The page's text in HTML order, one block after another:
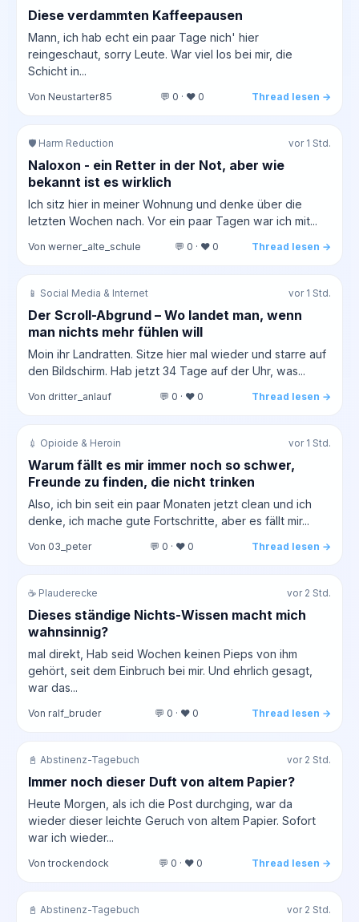
Diese verdammten Kaffeepausen
Mann, ich hab echt ein paar Tage nich' hier
reingeschaut, sorry Leute. War viel los bei mir, die
Schicht in...
Von Neustarter85 💬 0 · ❤️ 0 Thread lesen →
🛡️ Harm Reduction vor 1 Std.
Naloxon - ein Retter in der Not, aber wie
bekannt ist es wirklich
Ich sitz hier in meiner Wohnung und denke über die
letzten Wochen nach. Vor ein paar Tagen war ich mit...
Von werner_alte_schule 💬 0 · ❤️ 0 Thread lesen →
📱 Social Media & Internet vor 1 Std.
Der Scroll-Abgrund – Wo landet man, wenn
man nichts mehr fühlen will
Moin ihr Landratten. Sitze hier mal wieder und starre auf
den Bildschirm. Hab jetzt 34 Tage auf der Uhr, was...
Von dritter_anlauf 💬 0 · ❤️ 0 Thread lesen →
💉 Opioide & Heroin vor 1 Std.
Warum fällt es mir immer noch so schwer,
Freunde zu finden, die nicht trinken
Also, ich bin seit ein paar Monaten jetzt clean und ich
denke, ich mache gute Fortschritte, aber es fällt mir...
Von 03_peter 💬 0 · ❤️ 0 Thread lesen →
☕ Plauderecke vor 2 Std.
Dieses ständige Nichts-Wissen macht mich
wahnsinnig?
mal direkt, Hab seid Wochen keinen Pieps von ihm
gehört, seit dem Einbruch bei mir. Und ehrlich gesagt,
war das...
Von ralf_bruder 💬 0 · ❤️ 0 Thread lesen →
📓 Abstinenz-Tagebuch vor 2 Std.
Immer noch dieser Duft von altem Papier?
Heute Morgen, als ich die Post durchging, war da
wieder dieser leichte Geruch von altem Papier. Sofort
war ich wieder...
Von trockendock 💬 0 · ❤️ 0 Thread lesen →
📓 Abstinenz-Tagebuch vor 2 Std.